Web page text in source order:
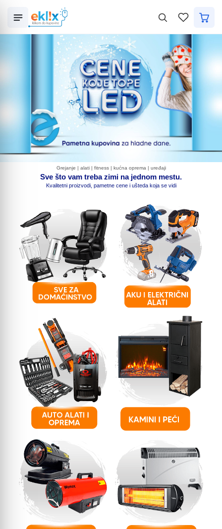
Dvorište i bašta
Sport, razonoda i rekreacija
Bebe i deca
Klime, grejanje i kvalitet vazduha
Televizori, audio i video oprema
Kompjuteri, hardware i
kancelarijska oprema
Telefoni
Mali kućni aparati
Bela tehnika
Uređenje kuće
Lepota i zdravlje
Konzole i gaming
Grejanje | alati | fitness | kućna oprema | uređaji
Sve što vam treba zimi na jednom mestu.
Kvalitetni proizvodi, pametne cene i ušteda koja se vidi